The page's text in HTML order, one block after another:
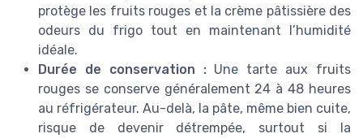
protège les fruits rouges et la crème pâtissière des
odeurs du frigo tout en maintenant l’humidité
idéale.
Durée de conservation :Une tarte aux fruits
rouges se conserve généralement 24 à 48 heures
au réfrigérateur. Au-delà, la pâte, même bien cuite,
risque de devenir détrempée, surtout si la